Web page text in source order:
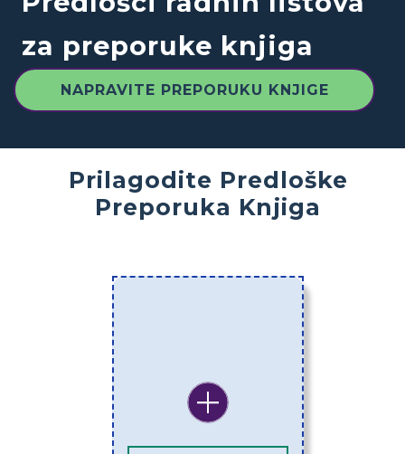
za preporuke knjiga
NAPRAVITE PREPORUKU KNJIGE
Prilagodite Predloške
Preporuka Knjiga